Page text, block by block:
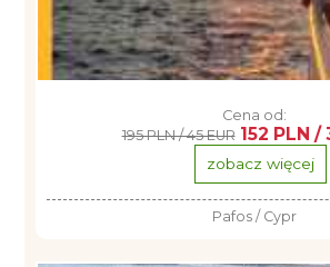
Cena od:
195 PLN / 45 EUR 152 PLN /
zobacz więcej
Pafos / Cypr